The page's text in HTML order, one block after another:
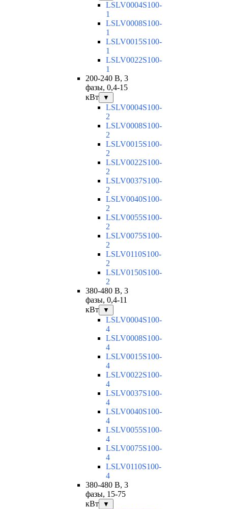
LSLV0004S100-
1
LSLV0008S100-
1
LSLV0015S100-
1
LSLV0022S100-
1
200-240 В, 3
фазы, 0,4-15
кВт
▼
LSLV0004S100-
2
LSLV0008S100-
2
LSLV0015S100-
2
LSLV0022S100-
2
LSLV0037S100-
2
LSLV0040S100-
2
LSLV0055S100-
2
LSLV0075S100-
2
LSLV0110S100-
2
LSLV0150S100-
2
380-480 В, 3
фазы, 0,4-11
кВт
▼
LSLV0004S100-
4
LSLV0008S100-
4
LSLV0015S100-
4
LSLV0022S100-
4
LSLV0037S100-
4
LSLV0040S100-
4
LSLV0055S100-
4
LSLV0075S100-
4
LSLV0110S100-
4
380-480 В, 3
фазы, 15-75
кВт
▼